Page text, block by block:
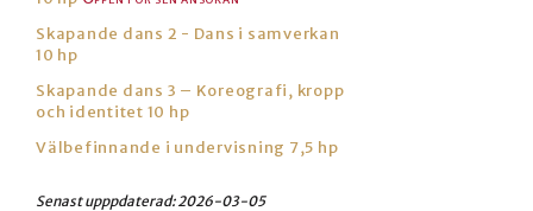
Skapande dans 2 - Dans i samverkan
10 hp
Skapande dans 3 – Koreografi, kropp
och identitet 10 hp
Välbefinnande i undervisning 7,5 hp
Senast upppdaterad:2026-03-05